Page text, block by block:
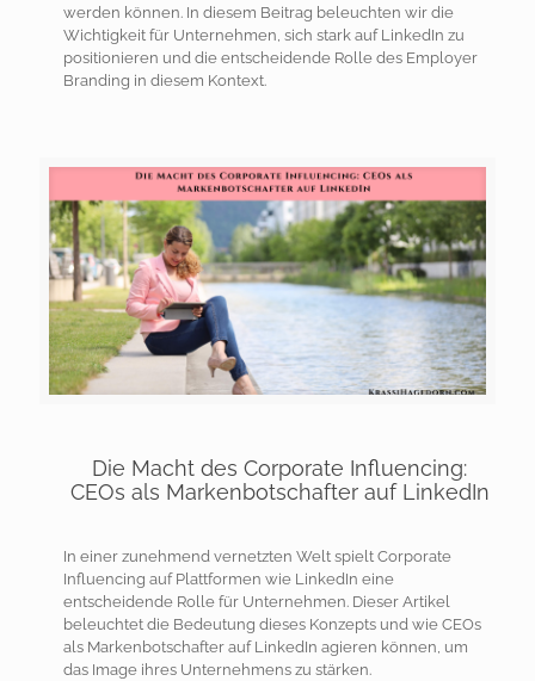
werden können. In diesem Beitrag beleuchten wir die
Wichtigkeit für Unternehmen, sich stark auf LinkedIn zu
positionieren und die entscheidende Rolle des Employer
Branding in diesem Kontext.
Die Macht des Corporate Influencing:
CEOs als Markenbotschafter auf LinkedIn
In einer zunehmend vernetzten Welt spielt Corporate
Influencing auf Plattformen wie LinkedIn eine
entscheidende Rolle für Unternehmen. Dieser Artikel
beleuchtet die Bedeutung dieses Konzepts und wie CEOs
als Markenbotschafter auf LinkedIn agieren können, um
das Image ihres Unternehmens zu stärken.